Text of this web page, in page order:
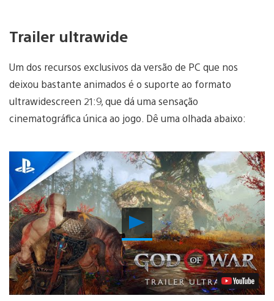
Trailer ultrawide
Um dos recursos exclusivos da versão de PC que nos
deixou bastante animados é o suporte ao formato
ultrawidescreen 21:9, que dá uma sensação
cinematográfica única ao jogo. Dê uma olhada abaixo:
Reproduzir
Vídeo